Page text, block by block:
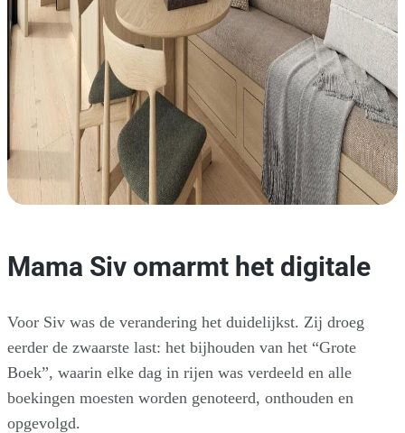
Mama Siv omarmt het digitale
Voor Siv was de verandering het duidelijkst. Zij droeg
eerder de zwaarste last: het bijhouden van het “Grote
Boek”, waarin elke dag in rijen was verdeeld en alle
boekingen moesten worden genoteerd, onthouden en
opgevolgd.